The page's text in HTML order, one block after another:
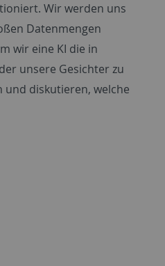
Wir werden uns
Datenmengen
wir eine KI die in
unsere Gesichter zu
und diskutieren, welche